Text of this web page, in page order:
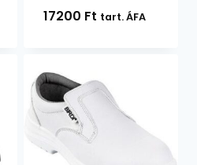
17200 Ft tart. ÁFA